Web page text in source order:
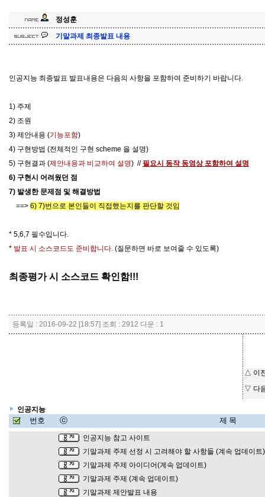
정성훈
기말과제 최종발표 내용
인공지능 최종발표 발표내용은 다음의 사항을 포함하여 준비하기 바랍니다.
1) 주제
2) 조원
3) 제안내용 (기능포함)
4) 구현방법 (전체적인 구현 scheme 을 설명)
5) 구현결과 (제안내용과 비교하여 설명) // 필요시 동작 동영상 포함하여 설명
6) 구현시 어려웠던 점
7) 발생한 문제점 및 해결방법
==> 6) 7)번으로 본인들이 직접했는지를 판단할 것임
* 5,6,7 필수입니다.
* 발표 시 소스코드도 준비합니다. (질문하면 바로 보여줄 수 있도록)
최종평가 시 소스코드 확인함!!!
등록일 : 2016-09-22 [18:57] 조회 : 2912 다운 : 1
△ 이
▽ 다
인공지능
번호 ⓒ 제 목
인공지능 참고 사이트
기말과제 주제 선정 시 고려해야 할 사항들 (계속 업데
기말과제 주제 아이디어(계속 업데이트)
기말과제 주제 (계속 업데이트)
기말과제 제안발표 내용